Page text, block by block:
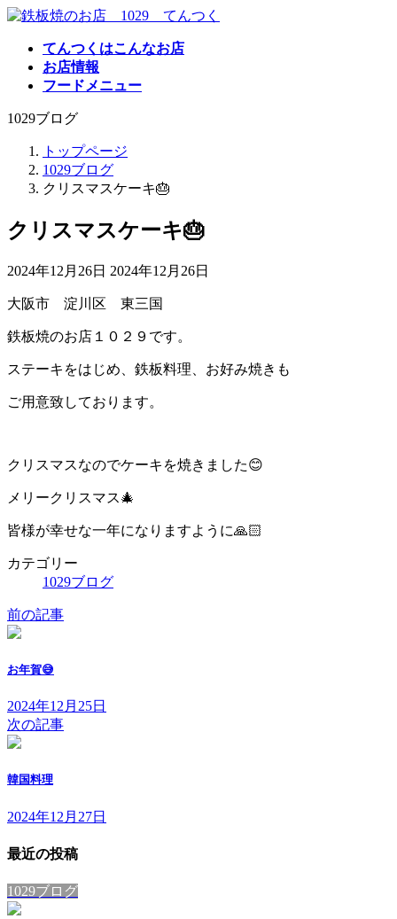
コ
ス
ナ
ン
てんつくはこんなお店
お店情報
フードメニュー
1029ブログ
トップページ
1029ブログ
クリスマスケーキ🎂
クリスマスケーキ🎂
2024年12月26日 最
更
日
時
2024年12月26日
大阪市 淀川区 東三国
鉄板焼のお店１０２９です。
ステーキをはじめ、鉄板料理、お好み焼きも
ご用意致しております。
クリスマスなのでケーキを焼きました😊
メリークリスマス🎄
皆様が幸せな一年になりますように🙏🏻
カテゴリー
1029ブログ
前の記事
お年賀😅
2024年12月25日
次の記事
韓国料理
2024年12月27日
最近の投稿
1029ブログ